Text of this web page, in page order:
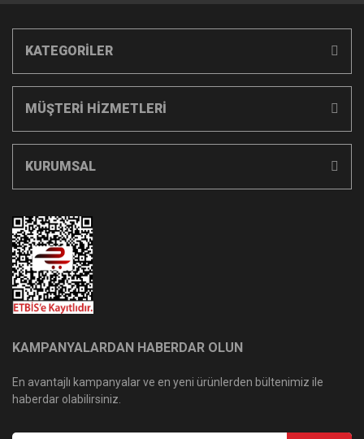
KATEGORİLER
MÜŞTERİ HİZMETLERİ
KURUMSAL
KAMPANYALARDAN HABERDAR OLUN
En avantajlı kampanyalar ve en yeni ürünlerden bültenimiz ile
haberdar olabilirsiniz.